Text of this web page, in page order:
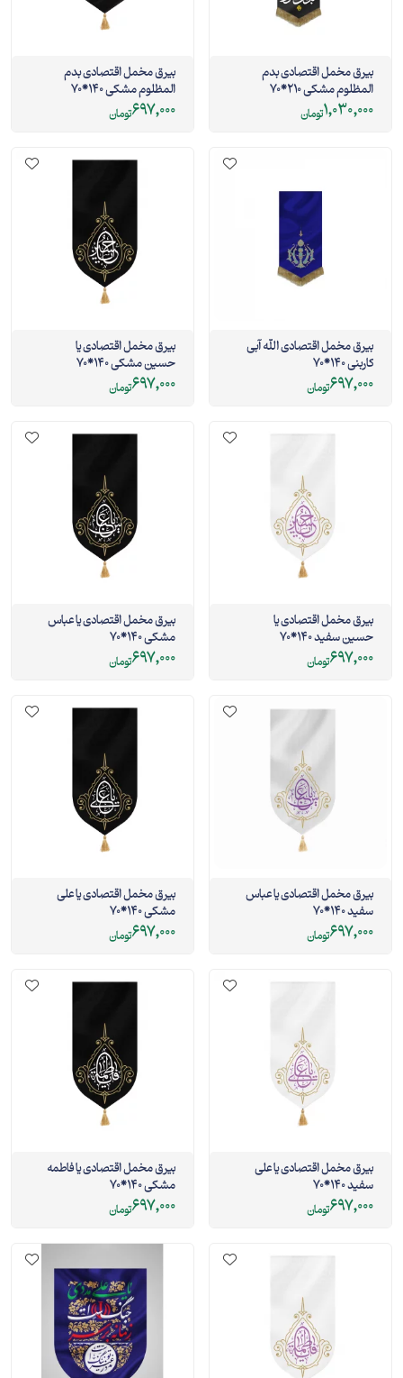
بیرق مخمل اقتصادی بدم
المظلوم مشکی 210*70
1,030,000تومان
بیرق مخمل اقتصادی بدم
المظلوم مشکی 140*70
697,000تومان
بیرق مخمل اقتصادی الله آبی
کاربنی 140*70
697,000تومان
بیرق مخمل اقتصادی یا
حسین مشکی 140*70
697,000تومان
بیرق مخمل اقتصادی یا
حسین سفید 140*70
697,000تومان
بیرق مخمل اقتصادی یا عباس
مشکی 140*70
697,000تومان
بیرق مخمل اقتصادی یا عباس
سفید 140*70
697,000تومان
بیرق مخمل اقتصادی یا علی
مشکی 140*70
697,000تومان
بیرق مخمل اقتصادی یا علی
سفید 140*70
697,000تومان
بیرق مخمل اقتصادی یا فاطمه
مشکی 140*70
697,000تومان